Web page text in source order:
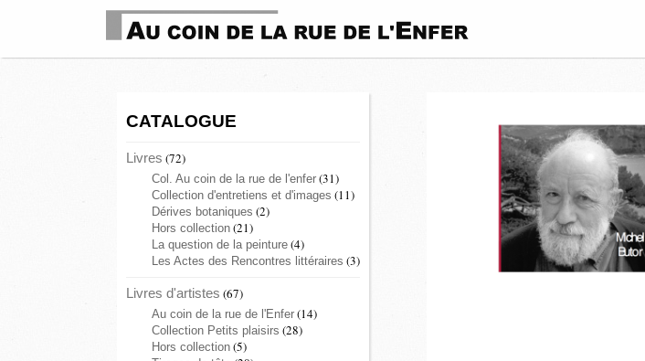
CATALOGUE
Livres (72)
Col. Au coin de la rue de l'enfer (31)
Collection d'entretiens et d'images (11)
Dérives botaniques (2)
Hors collection (21)
La question de la peinture (4)
Les Actes des Rencontres littéraires (3)
Livres d'artistes (67)
Au coin de la rue de l'Enfer (14)
Collection Petits plaisirs (28)
Hors collection (5)